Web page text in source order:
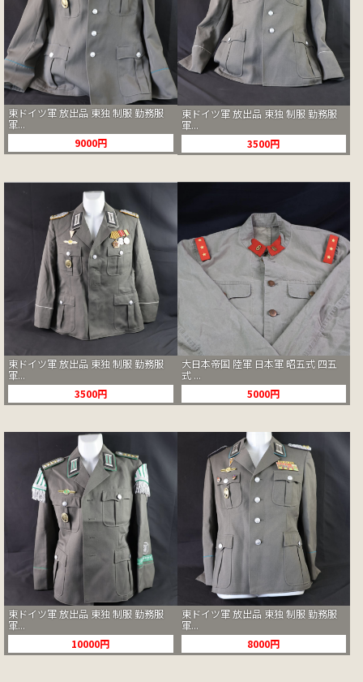
東ドイツ軍 放出品 東独 制服 勤務服
軍...
9000円
東ドイツ軍 放出品 東独 制服 勤務服
軍...
3500円
東ドイツ軍 放出品 東独 制服 勤務服
軍...
3500円
大日本帝国 陸軍 日本軍 昭五式 四五
式 ...
5000円
東ドイツ軍 放出品 東独 制服 勤務服
軍...
10000円
東ドイツ軍 放出品 東独 制服 勤務服
軍...
8000円